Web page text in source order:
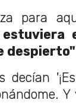
para
despierto"
decían
Y